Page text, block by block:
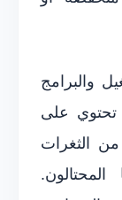
والبرامج
تحتوي على
الثغرات